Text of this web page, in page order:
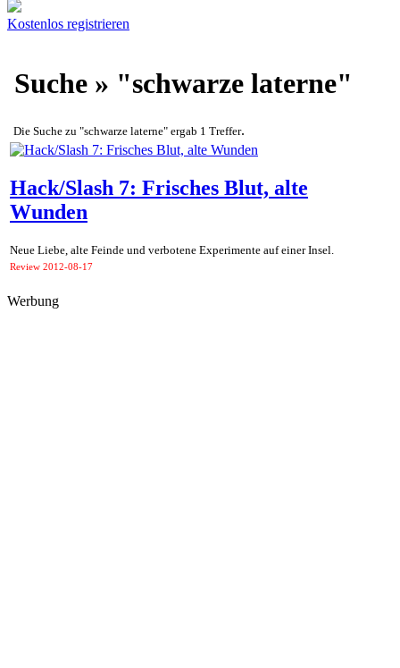
Kostenlos registrieren
Suche » "schwarze laterne"
Die Suche zu "schwarze laterne" ergab 1 Treffer.
Hack/Slash 7: Frisches Blut, alte
Wunden
Neue Liebe, alte Feinde und verbotene Experimente auf einer Insel.
Review 2012-08-17
Werbung